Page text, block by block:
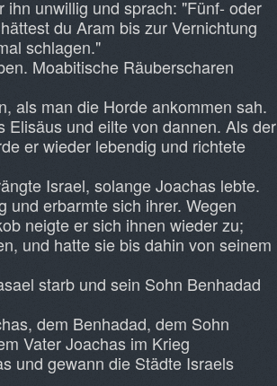
unwillig und sprach: "Fünf- oder
du Aram bis zur Vernichtung
schlagen."
Moabitische Räuberscharen
als man die Horde ankommen sah.
Elisäus und eilte von dannen. Als der
er wieder lebendig und richtete
Israel, solange Joachas lebte.
und erbarmte sich ihrer. Wegen
neigte er sich ihnen wieder zu;
und hatte sie bis dahin von seinem
starb und sein Sohn Benhadad
dem Benhadad, dem Sohn
Vater Joachas im Krieg
und gewann die Städte Israels